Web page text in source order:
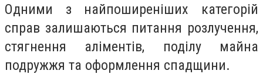
Одними з найпоширеніших категорій
справ залишаються питання розлучення,
стягнення аліментів, поділу майна
подружжя та оформлення спадщини.